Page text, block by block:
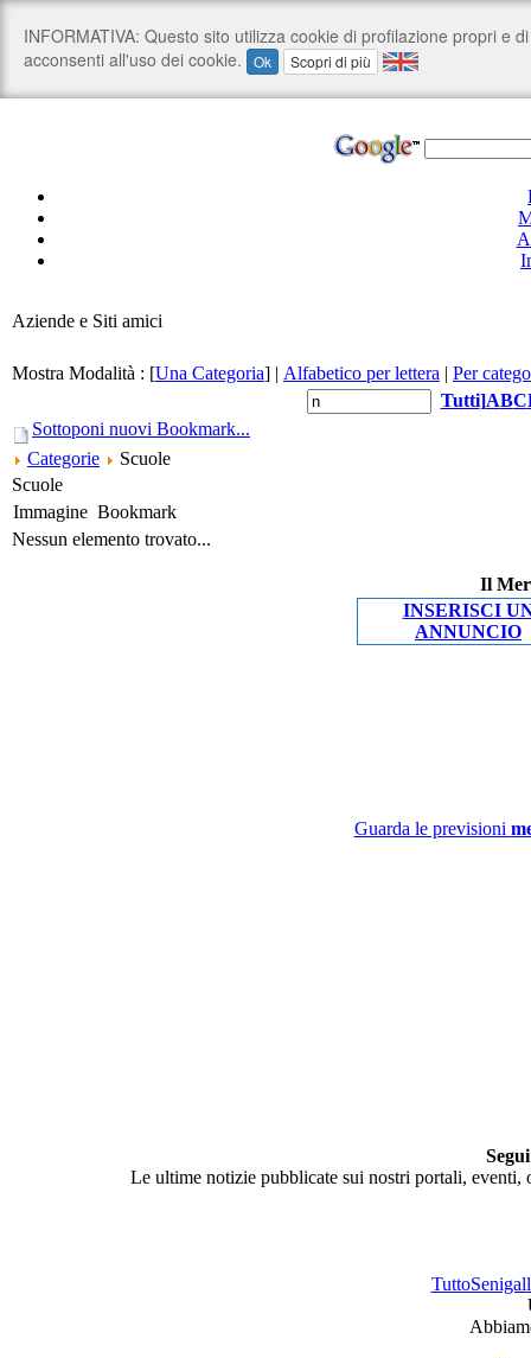
Aziende e Siti amici
Mostra Modalità : [Una Categoria] | Alfabetico per lettera | Per
Tutti]ABC
Sottoponi nuovi Bookmark...
Categorie
Scuole
Scuole
Immagine Bookmark
Nessun elemento trovato...
Il
INSERISCI
ANNUNCIO
Guarda le previsioni
Le ultime notizie pubblicate sui nostri portali,